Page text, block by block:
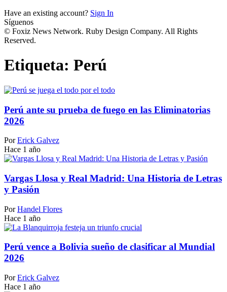
Have an existing account? Sign In
Síguenos
© Foxiz News Network. Ruby Design Company. All Rights
Reserved.
Etiqueta: Perú
Perú ante su prueba de fuego en las Eliminatorias
2026
Por Erick Galvez
Hace 1 año
Vargas Llosa y Real Madrid: Una Historia de Letras
y Pasión
Por Handel Flores
Hace 1 año
Perú vence a Bolivia sueño de clasificar al Mundial
2026
Por Erick Galvez
Hace 1 año